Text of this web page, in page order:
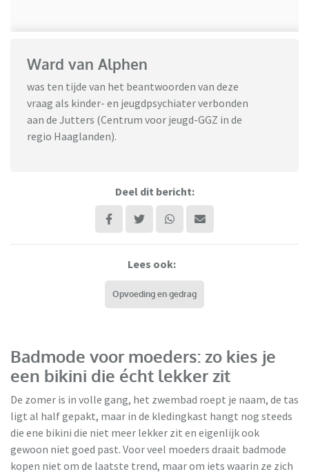
Ward van Alphen
was ten tijde van het beantwoorden van deze
vraag als kinder- en jeugdpsychiater verbonden
aan de Jutters (Centrum voor jeugd-GGZ in de
regio Haaglanden).
Deel dit bericht:
Lees ook:
Opvoeding en gedrag
Badmode voor moeders: zo kies je
een bikini die écht lekker zit
De zomer is in volle gang, het zwembad roept je naam, de tas
ligt al half gepakt, maar in de kledingkast hangt nog steeds
die ene bikini die niet meer lekker zit en eigenlijk ook
gewoon niet goed past. Voor veel moeders draait badmode
kopen niet om de laatste trend, maar om iets waarin ze zich